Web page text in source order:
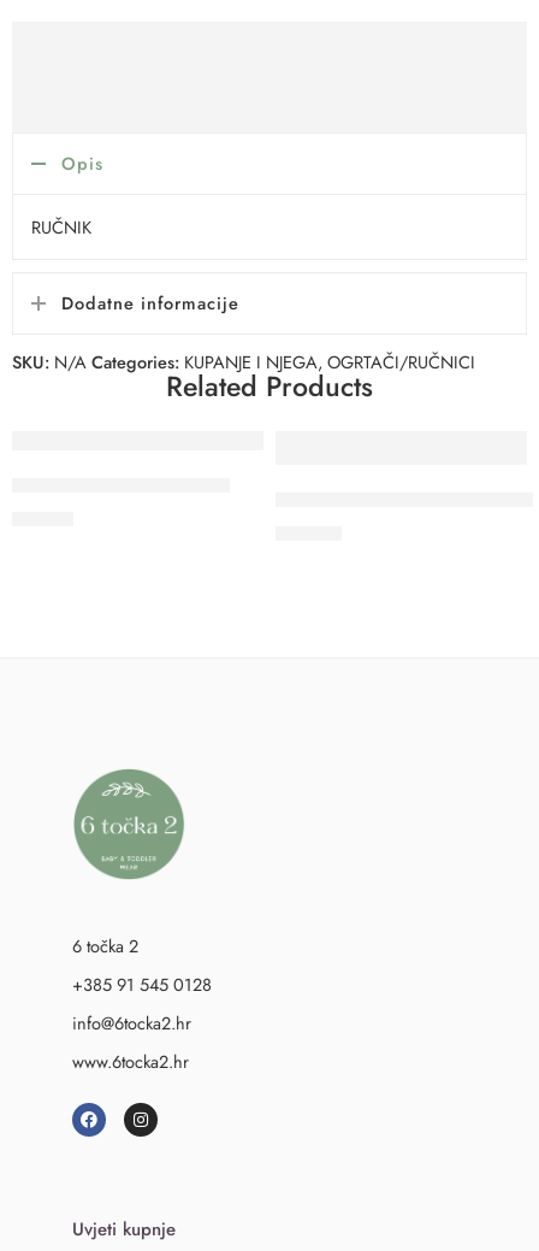
Opis
RUČNIK
Dodatne informacije
SKU: N/ACategories: KUPANJE I NJEGA, OGRTAČI/RUČNICI
Related Products
6 točka 2
+385 91 545 0128
info@6tocka2.hr
www.6tocka2.hr
Uvjeti kupnje